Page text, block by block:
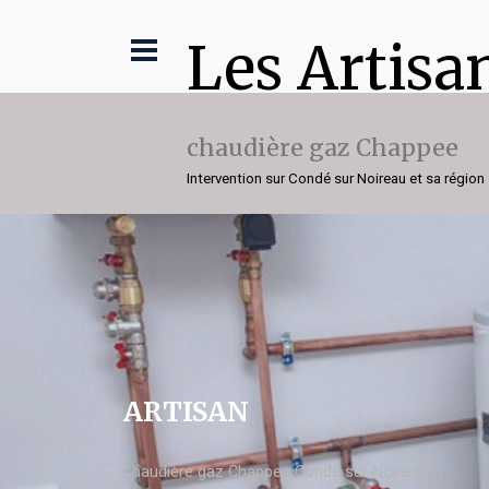
Les
chaudière gaz Chappee
Intervention sur Condé sur Noireau et sa région
ARTISAN
chaudière gaz Chappee Condé sur Noireau